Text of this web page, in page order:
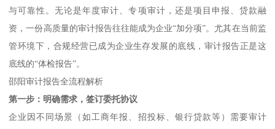
与可靠性。无论是年度审计、专项审计，还是项目申报、贷款融
资，一份高质量的审计报告往往能成为企业“加分项”。尤其在当前监
管环境下，合规经营已成为企业生存发展的底线，审计报告正是这
底线的“体检报告”。
邵阳审计报告全流程解析
第一步：明确需求，签订委托协议
企业因不同场景（如工商年报、招投标、银行贷款等）需要审计